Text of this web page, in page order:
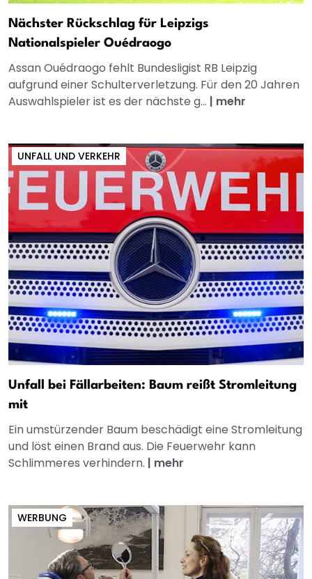
Nächster Rückschlag für Leipzigs
Nationalspieler Ouédraogo
Assan Ouédraogo fehlt Bundesligist RB Leipzig
aufgrund einer Schulterverletzung. Für den 20 Jahren
Auswahlspieler ist es der nächste g... | mehr
UNFALL UND VERKEHR
Unfall bei Fällarbeiten: Baum reißt Stromleitung
mit
Ein umstürzender Baum beschädigt eine Stromleitung
und löst einen Brand aus. Die Feuerwehr kann
Schlimmeres verhindern. | mehr
WERBUNG